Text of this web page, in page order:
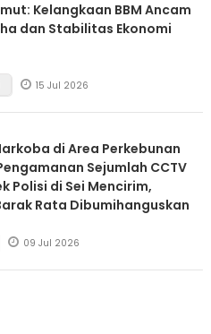
Kelangkaan BBM Ancam
dan Stabilitas Ekonomi
15 Jul 2026
di Area Perkebunan
Sejumlah CCTV
Polisi di Sei Mencirim,
Rata Dibumihanguskan
09 Jul 2026